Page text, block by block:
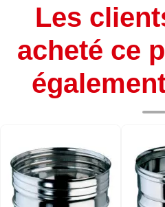
Les
acheté ce